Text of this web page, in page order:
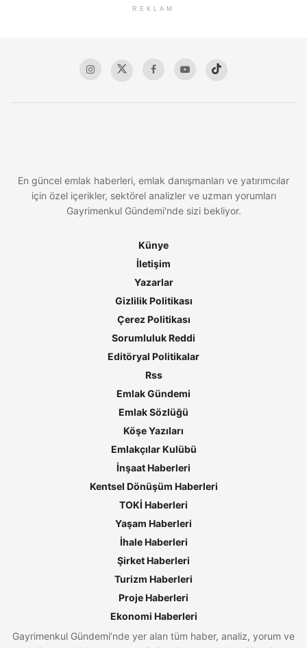
REKLAM
En güncel emlak haberleri, emlak danışmanları ve yatırımcılar
için özel içerikler, sektörel analizler ve uzman yorumları
Gayrimenkul Gündemi'nde sizi bekliyor.
Künye
İletişim
Yazarlar
Gizlilik Politikası
Çerez Politikası
Sorumluluk Reddi
Editöryal Politikalar
Rss
Emlak Gündemi
Emlak Sözlüğü
Köşe Yazıları
Emlakçılar Kulübü
İnşaat Haberleri
Kentsel Dönüşüm Haberleri
TOKİ Haberleri
Yaşam Haberleri
İhale Haberleri
Şirket Haberleri
Turizm Haberleri
Proje Haberleri
Ekonomi Haberleri
Gayrimenkul Gündemi’nde yer alan tüm haber, analiz, yorum ve